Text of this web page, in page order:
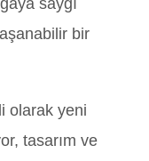
saygı
bir
olarak yeni
tasarım ve